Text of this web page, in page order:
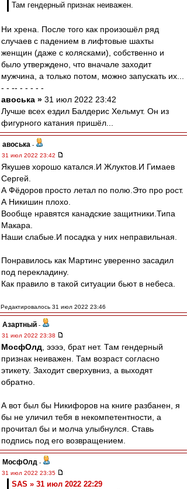
Там гендерный признак неиважен.
Ни хрена. После того как произошёл ряд
случаев с падением в лифтовые шахты
женщин (даже с колясками), собственно и
было утверждено, что вначале заходит
мужчина, а только потом, можно запускать их...
- - -- - - - - -
авоська » 31 июл 2022 23:42
Лучше всех ездил Балдерис Хельмут. Он из
фигурного катания пришёл...
авоська -
31 июл 2022 23:42
Якушев хорошо катался.И Жлуктов.И Гимаев
Сергей.
А Фёдоров просто летал по полю.Это про рост.
А Никишин плохо.
Вообще нравятся канадские защитники.Типа
Макара.
Наши слабые.И посадка у них неправильная.
Понравилось как Мартинс уверенно засадил
под перекладину.
Как правило в такой ситуации бьют в небеса.
Редактировалось 31 июл 2022 23:46
Азартный -
31 июл 2022 23:38
МосфОлд , ээээ, брат нет. Там гендерный
признак неиважен. Там возраст согласно
этикету. Заходит сверхувниз, а выходят
обратно.
А вот был бы Никифоров на книге разбанен, я
бы не уличил тебя в некомпетентности, а
прочитал бы и молча улыбнулся. Ставь
подпись под его возвращением.
МосфОлд -
31 июл 2022 23:35
SAS » 31 июл 2022 22:29